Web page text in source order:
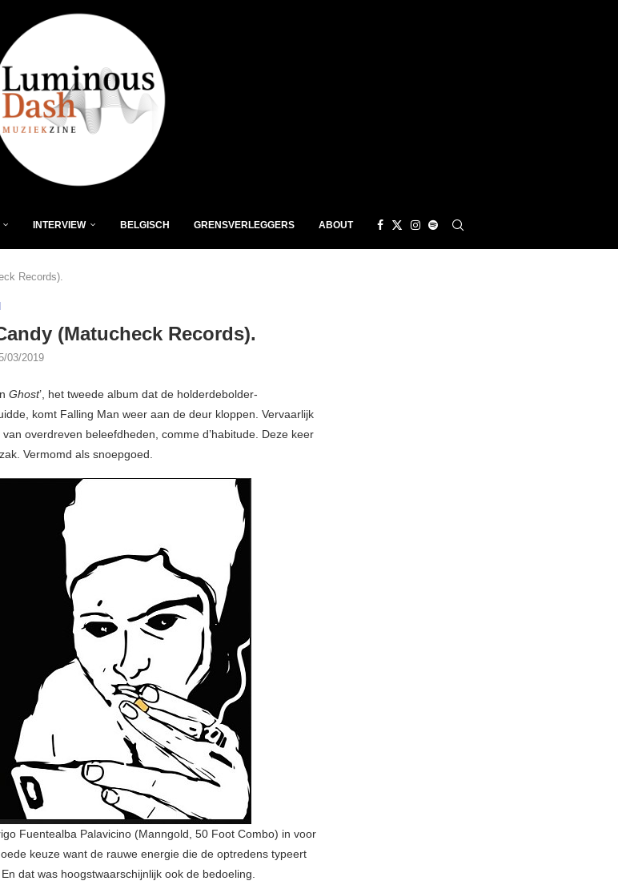
INTERVIEW BELGISCH GRENSVERLEGGERS ABOUT
Records).
(Matucheck Records).
03/2019
Ghost’, het tweede album dat de holderdebolder-
komt Falling Man weer aan de deur kloppen. Vervaarlijk
overdreven beleefdheden, comme d’habitude. Deze keer
Vermomd als snoepgoed.
Fuentealba Palavicino (Manngold, 50 Foot Combo) in voor
keuze want de rauwe energie die de optredens typeert
dat was hoogstwaarschijnlijk ook de bedoeling.